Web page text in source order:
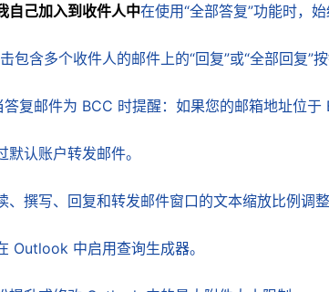
自己加入到收件人中在使用“全部答复”功能时，
包含多个收件人的邮件上的“回复”或“全部回复”
答复邮件为 BCC 时提醒：如果您的邮箱地址位
默认账户转发邮件。
、撰写、回复和转发邮件窗口的文本缩放比例调
Outlook 中启用查询生成器。